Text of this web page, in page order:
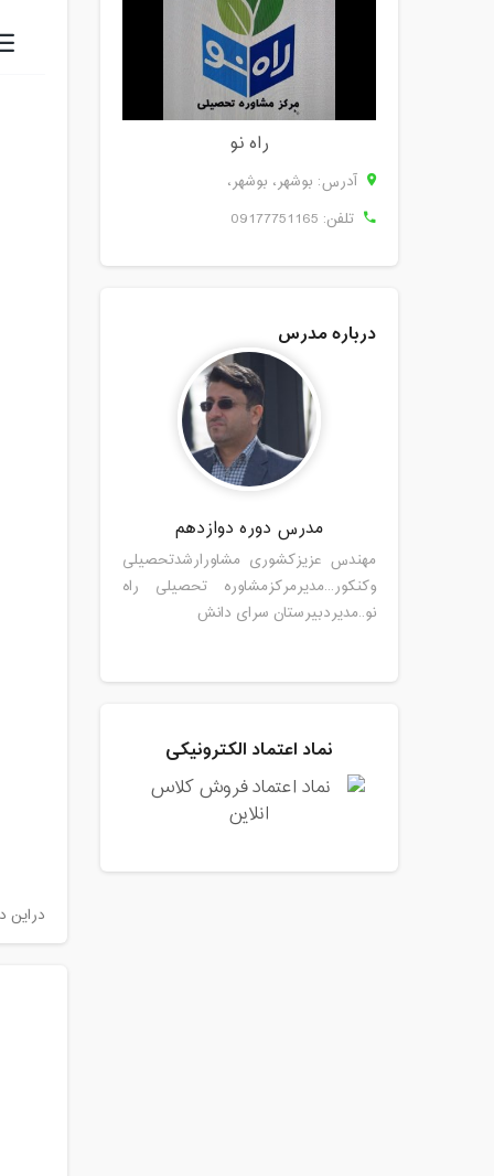
راه نو
آدرس: بوشهر، بوشهر،
تلفن: 09177751165
درباره مدرس
مدرس دوره دوازدهم
مهندس عزیزکشوری مشاورارشدتحصیلی
وکنکور...مدیرمرکزمشاوره تحصیلی راه
نو..مدیردبیرستان سرای دانش
نماد اعتماد الکترونیکی